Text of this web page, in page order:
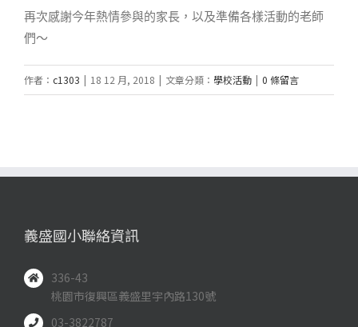
再次感謝今年熱情參與的家長，以及準備各樣活動的老師
們～
作者： c1303 | 18 12 月, 2018 | 文章分類： 學校活動 | 0 條留言
義盛國小聯絡資訊
336-43
桃園市復興區義盛里宇內路130號
03-3822787